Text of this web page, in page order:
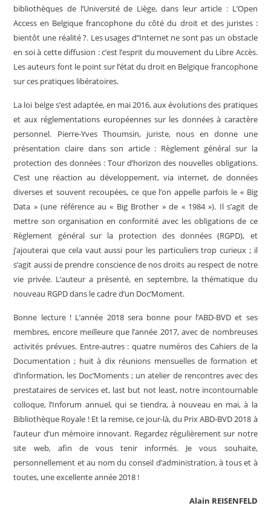
bibliothèques de l’Université de Liège, dans leur article : L’Open
Access en Belgique francophone du côté du droit et des juristes :
bientôt une réalité ?. Les usages d’’Internet ne sont pas un obstacle
en soi à cette diffusion : c’est l’esprit du mouvement du Libre Accès.
Les auteurs font le point sur l’état du droit en Belgique francophone
sur ces pratiques libératoires.
La loi belge s’est adaptée, en mai 2016, aux évolutions des pratiques
et aux réglementations européennes sur les données à caractère
personnel. Pierre-Yves Thoumsin, juriste, nous en donne une
présentation claire dans son article : Règlement général sur la
protection des données : Tour d’horizon des nouvelles obligations.
C’est une réaction au développement, via internet, de données
diverses et souvent recoupées, ce que l’on appelle parfois le « Big
Data » (une référence au « Big Brother » de « 1984 »). Il s’agit de
mettre son organisation en conformité avec les obligations de ce
Règlement général sur la protection des données (RGPD), et
j’ajouterai que cela vaut aussi pour les particuliers trop curieux ; il
s’agit aussi de prendre conscience de nos droits au respect de notre
vie privée. L’auteur a présenté, en septembre, la thématique du
nouveau RGPD dans le cadre d’un Doc’Moment.
Bonne lecture ! L’année 2018 sera bonne pour l’ABD-BVD et ses
membres, encore meilleure que l’année 2017, avec de nombreuses
activités prévues. Entre-autres : quatre numéros des Cahiers de la
Documentation ; huit à dix réunions mensuelles de formation et
d’information, les Doc’Moments ; un atelier de rencontres avec des
prestataires de services et, last but not least, notre incontournable
colloque, l’Inforum annuel, qui se tiendra, à nouveau en mai, à la
Bibliothèque Royale ! Et la remise, ce jour-là, du Prix ABD-BVD 2018 à
l’auteur d’un mémoire innovant. Regardez régulièrement sur notre
site web, afin de vous tenir informés. Je vous souhaite,
personnellement et au nom du conseil d’administration, à tous et à
toutes, une excellente année 2018 !
Alain REISENFELD